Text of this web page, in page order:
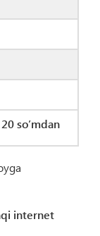
so’mdan
internet